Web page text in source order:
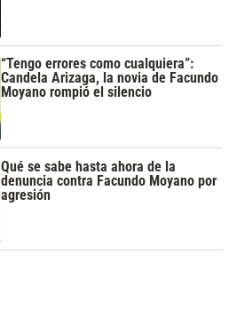
“Tengo errores como cualquiera”:
Candela Arizaga, la novia de Facundo
Moyano rompió el silencio
Qué se sabe hasta ahora de la
denuncia contra Facundo Moyano por
agresión